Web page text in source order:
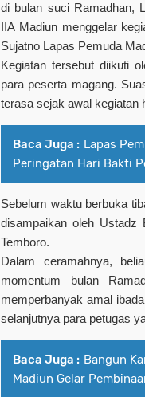
di bulan suci Ramadhan,
IIA Madiun menggelar
Sujatno Lapas Pemuda
Kegiatan tersebut diikuti
para peserta magang.
terasa sejak awal kegiatan
Baca Juga : Lapas
Peringatan Hari Bakti
Sebelum waktu berbuka
disampaikan oleh Ustadz
Temboro.
Dalam ceramahnya,
momentum bulan
memperbanyak amal
selanjutnya para petugas
Baca Juga : Bangun
Madiun Gelar